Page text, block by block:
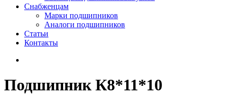
Снабженцам
Марки подшипников
Аналоги подшипников
Статьи
Контакты
Подшипник К8*11*10